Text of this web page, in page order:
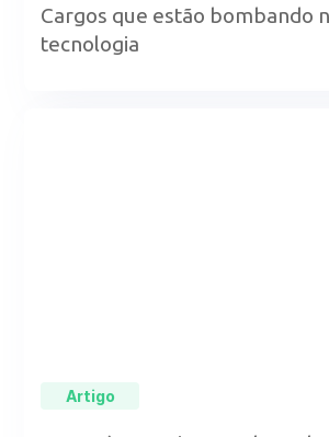
Cargos que estão bombando
tecnologia
Artigo